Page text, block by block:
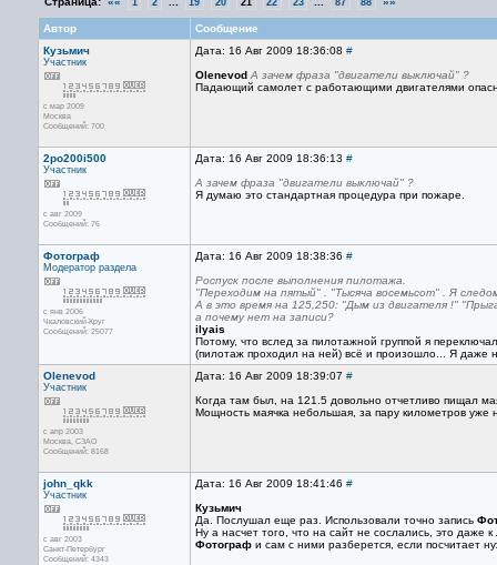
1 2 19 20 21 22 23 87 88
Автор
Сообщение
Кузьмич
Участник
с мар 2009
Москва
Сообщений: 700
Дата: 16 Авг 2009 18:36:08 #
Olenevod А зачем фраза "двигатели выключай" ?
Падающий самолет с работающими двигателями
2po200i500
Участник
с авг 2009
Сообщений: 76
Дата: 16 Авг 2009 18:36:13 #
А зачем фраза "двигатели выключай" ?
Я думаю это стандартная процедура при пожаре.
Фотограф
Модератор раздела
с янв 2006
Чкаловский-Круг
Сообщений: 25077
Дата: 16 Авг 2009 18:38:36 #
Роспуск после выполнения пилотажа.
"Переходим на пятый" . "Тысяча восемьсот" . Я
А в это время на 125,250: "Дым из двигателя !"
а почему нет на записи?
ilyais
Потому, что вслед за пилотажной группой я
(пилотаж проходил на ней) всё и произошло... Я даже
Olenevod
Участник
с апр 2003
Москва, СЗАО
Сообщений: 8168
Дата: 16 Авг 2009 18:39:07 #
Когда там был, на 121.5 довольно отчетливо пищал
Мощность маячка небольшая, за пару километров уже
john_qkk
Участник
с авг 2003
Санкт-Петербург
Сообщений: 4343
Дата: 16 Авг 2009 18:41:46 #
Кузьмич
Да. Послушал еще раз. Использовали точно запись
Ну а насчет того, что на сайт не сослались, это
Фотограф и сам с ними разберется, если посчитает